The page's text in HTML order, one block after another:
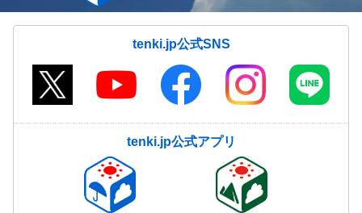
tenki.jp公式SNS
tenki.jp公式アプリ